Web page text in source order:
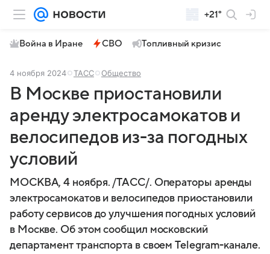
+21°
Война в Иране СВО Топливный кризис
4 ноября 2024 ТАСС Общество
В Москве приостановили
аренду электросамокатов и
велосипедов из-за погодных
условий
МОСКВА, 4 ноября. /ТАСС/. Операторы аренды
электросамокатов и велосипедов приостановили
работу сервисов до улучшения погодных условий
в Москве. Об этом сообщил московский
департамент транспорта в своем Telegram-канале.